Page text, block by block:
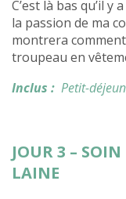
C’est là bas qu’il
la passion de ma
montrera
troupeau en
Inclus : Petit-
JOUR 3 –
LAINE